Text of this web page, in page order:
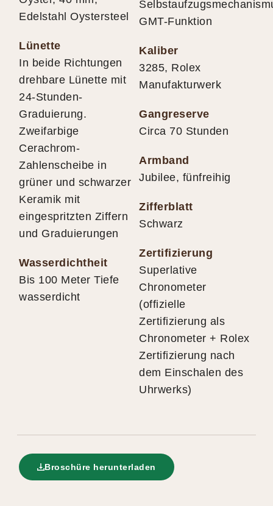
Edelstahl Oystersteel
Lünette
In beide Richtungen
drehbare Lünette mit
24-Stunden-
Graduierung.
Zweifarbige
Cerachrom-
Zahlenscheibe in
grüner und schwarzer
Keramik mit
eingespritzten Ziffern
und Graduierungen
Wasserdichtheit
Bis 100 Meter Tiefe
wasserdicht
GMT-Funktion
Kaliber
3285, Rolex
Manufakturwerk
Gangreserve
Circa 70 Stunden
Armband
Jubilee, fünfreihig
Zifferblatt
Schwarz
Zertifizierung
Superlative
Chronometer
(offizielle
Zertifizierung als
Chronometer + Rolex
Zertifizierung nach
dem Einschalen des
Uhrwerks)
Broschüre herunterladen